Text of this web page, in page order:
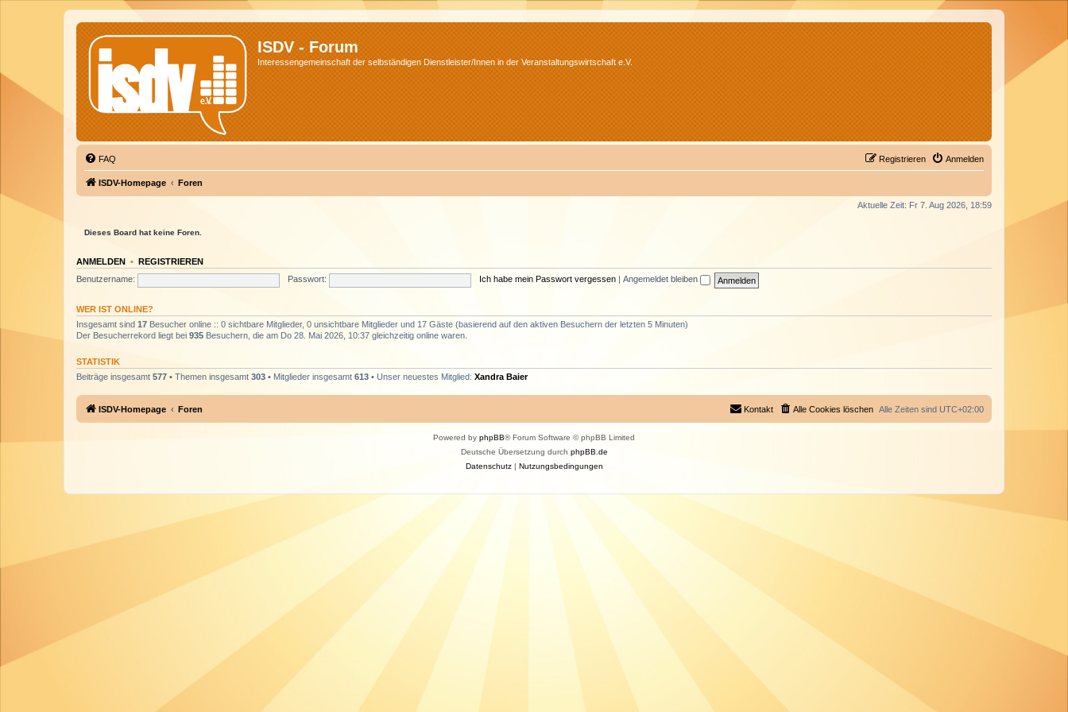
ISDV - Forum
Interessengemeinschaft der selbständigen Dienstleister/Innen in der Veranstaltungswirtschaft e.V.
FAQ Anmelden
Registrieren
ISDV-Homepage Foren
Aktuelle Zeit: Fr 7. Aug 2026, 18:59
Dieses Board hat keine Foren.
ANMELDEN • REGISTRIEREN
Benutzername:
Passwort: Ich habe mein Passwort vergessen Angemeldet bleiben
WER IST ONLINE?
Insgesamt sind 17 Besucher online :: 0 sichtbare Mitglieder, 0 unsichtbare Mitglieder und 17 Gäste (basierend auf den aktiven Besuchern der letzten 5 Minuten)
Der Besucherrekord liegt bei 935 Besuchern, die am Do 28. Mai 2026, 10:37 gleichzeitig online waren.
STATISTIK
Beiträge insgesamt 577 • Themen insgesamt 303 • Mitglieder insgesamt 613 • Unser neuestes Mitglied: Xandra Baier
ISDV-Homepage Foren Alle Zeiten sind UTC+02:00
Alle Cookies löschen
Kontakt
Powered by phpBB® Forum Software © phpBB Limited
Deutsche Übersetzung durch phpBB.de
Datenschutz| Nutzungsbedingungen